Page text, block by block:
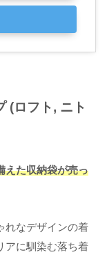
(ロフト, ニト
えた収納袋が売っ
れなデザインの着
アに馴染む落ち着